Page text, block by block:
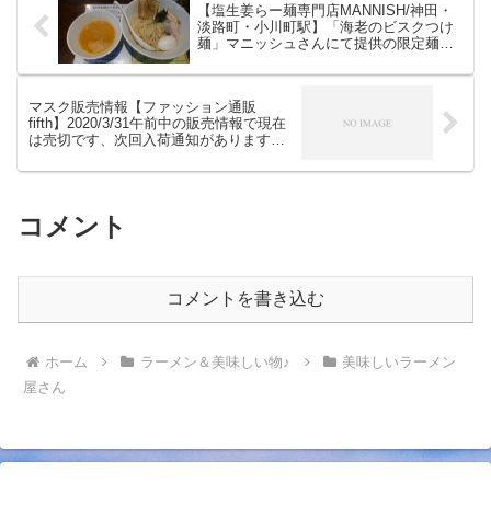
【塩生姜らー麺専門店MANNISH/神田・
淡路町・小川町駅】「海老のビスクつけ
麺」マニッシュさんにて提供の限定麺。
ています、〆のチーズご飯まで美味しい
マスク販売情報【ファッション通販
fifth】2020/3/31午前中の販売情報で現在
は売切です、次回入荷通知がありますの
織布マスク(51枚SET）￥2,580(税抜)51枚
コメント
コメントを書き込む
ホーム ラーメン＆美味しい物♪
美味しいラーメン
屋さん